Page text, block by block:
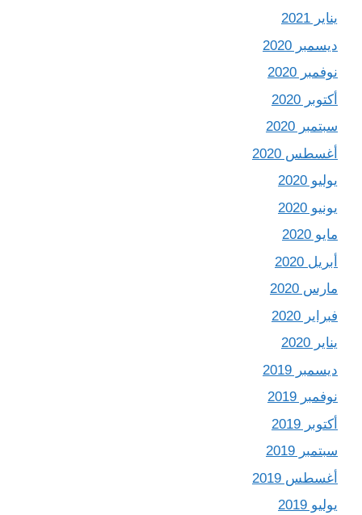
يناير 2021
ديسمبر 2020
نوفمبر 2020
أكتوبر 2020
سبتمبر 2020
أغسطس 2020
يوليو 2020
يونيو 2020
مايو 2020
أبريل 2020
مارس 2020
فبراير 2020
يناير 2020
ديسمبر 2019
نوفمبر 2019
أكتوبر 2019
سبتمبر 2019
أغسطس 2019
يوليو 2019